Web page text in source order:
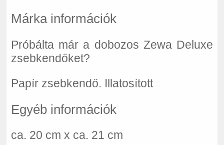
Márka információk
Próbálta már a dobozos Zewa Deluxe
zsebkendőket?
Papír zsebkendő. Illatosított
Egyéb információk
ca. 20 cm x ca. 21 cm